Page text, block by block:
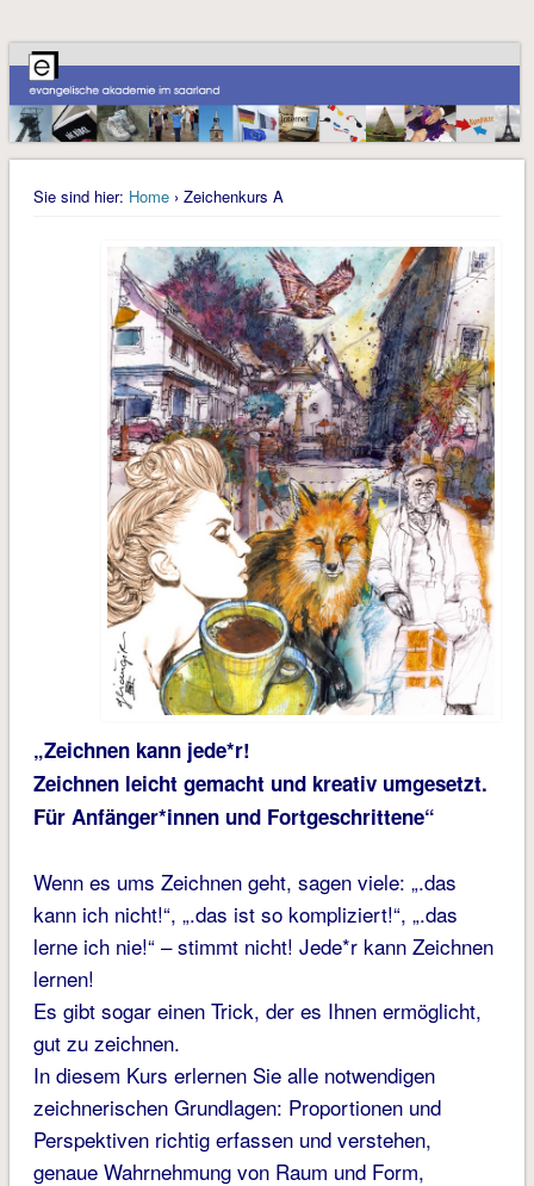
Sie sind hier: Home› Zeichenkurs A
„Zeichnen kann jede*r!
Zeichnen leicht gemacht und kreativ umgesetzt.
Für Anfänger*innen und Fortgeschrittene“
Wenn es ums Zeichnen geht, sagen viele: „.das
kann ich nicht!“, „.das ist so kompliziert!“, „.das
lerne ich nie!“ – stimmt nicht! Jede*r kann Zeichnen
lernen!
Es gibt sogar einen Trick, der es Ihnen ermöglicht,
gut zu zeichnen.
In diesem Kurs erlernen Sie alle notwendigen
zeichnerischen Grundlagen: Proportionen und
Perspektiven richtig erfassen und verstehen,
genaue Wahrnehmung von Raum und Form,